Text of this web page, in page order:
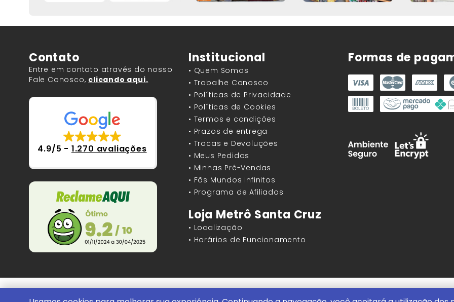
Contato
Entre em contato através do nosso
Fale Conosco, clicando aqui.
4.9/5 - 1.270 avaliações
Institucional
• Quem Somos
• Trabalhe Conosco
• Políticas de Privacidade
• Políticas de Cookies
• Termos e condições
• Prazos de entrega
• Trocas e Devoluções
• Meus Pedidos
• Minhas Pré-Vendas
• Fãs Mundos Infinitos
• Programa de Afiliados
Loja Metrô Santa Cruz
• Localização
• Horários de Funcionamento
Formas de
Mundos Infinitos - Publicações e Geek Store |ContentStuff Publicações e Assinaturas Ltda. CNPJ -